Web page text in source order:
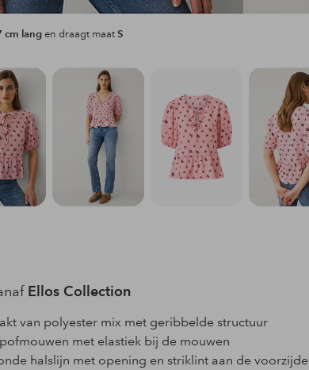
cm langen draagt maatS
Ellos Collection
van polyester mix met geribbelde structuur
met elastiek bij de mouwen
halslijn met opening en striklint aan de voorzijde